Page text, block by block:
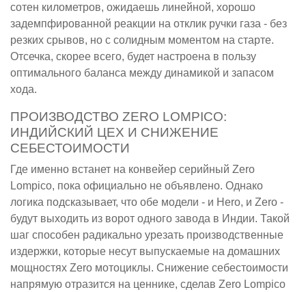
сотен километров, ожидаешь линейной, хорошо
задемпфированной реакции на отклик ручки газа - без
резких срывов, но с солидным моментом на старте.
Отсечка, скорее всего, будет настроена в пользу
оптимального баланса между динамикой и запасом
хода.
ПРОИЗВОДСТВО ZERO LOMPICO:
ИНДИЙСКИЙ ЦЕХ И СНИЖЕНИЕ
СЕБЕСТОИМОСТИ
Где именно встанет на конвейер серийный Zero
Lompico, пока официально не объявлено. Однако
логика подсказывает, что обе модели - и Hero, и Zero -
будут выходить из ворот одного завода в Индии. Такой
шаг способен радикально урезать производственные
издержки, которые несут выпускаемые на домашних
мощностях Zero мотоциклы. Снижение себестоимости
напрямую отразится на ценнике, сделав Zero Lompico